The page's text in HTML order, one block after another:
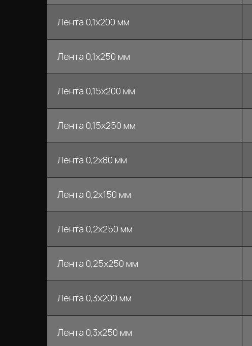
Лента 0,1х200 мм
Лента 0,1х250 мм
Лента 0,15х200 мм
Лента 0,15х250 мм
Лента 0,2х80 мм
Лента 0,2х150 мм
Лента 0,2х250 мм
Лента 0,25х250 мм
Лента 0,3х200 мм
Лента 0,3х250 мм